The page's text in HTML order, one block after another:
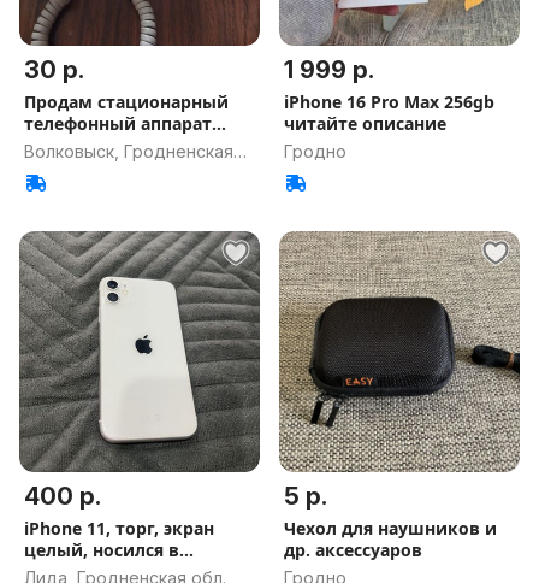
30 р.
Продам стационарный
телефонный аппарат
Самсунг б/у
Волковыск, Гродненская
обл.
1 999 р.
iPhone 16 Pro Max 256gb
читайте описание
Гродно
400 р.
iPhone 11, торг, экран
целый, носился в
защитке
Лида, Гродненская обл.
5 р.
Чехол для наушников и
др. аксессуаров
Гродно